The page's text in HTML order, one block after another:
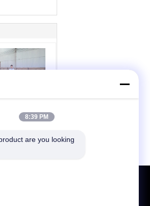
Arabien
Anti-Streik
8:39 PM
are you looking